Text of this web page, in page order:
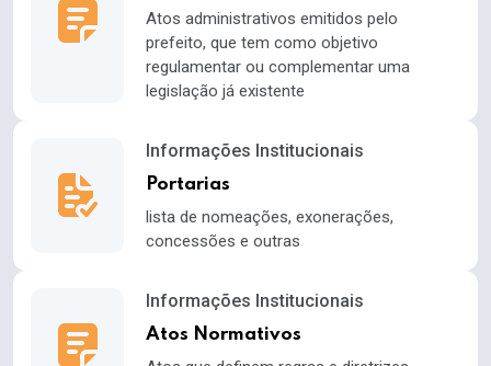
Atos administrativos emitidos pelo
prefeito, que tem como objetivo
regulamentar ou complementar uma
legislação já existente
Informações Institucionais
Portarias
lista de nomeações, exonerações,
concessões e outras
Informações Institucionais
Atos Normativos